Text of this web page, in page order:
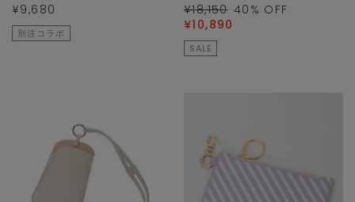
¥9,680
別注コラボ
¥18,150 40 % OFF
¥10,890
SALE